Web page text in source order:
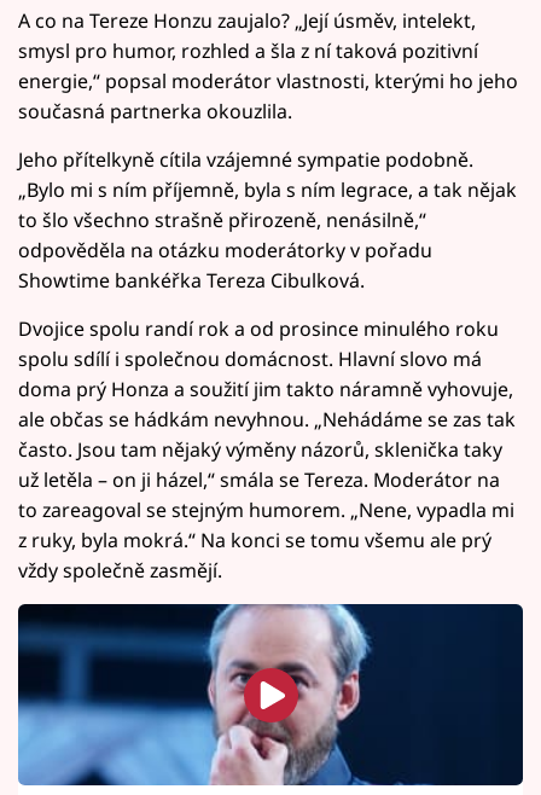
A co na Tereze Honzu zaujalo? „Její úsměv, intelekt,
smysl pro humor, rozhled a šla z ní taková pozitivní
energie,“ popsal moderátor vlastnosti, kterými ho jeho
současná partnerka okouzlila.
Jeho přítelkyně cítila vzájemné sympatie podobně.
„Bylo mi s ním příjemně, byla s ním legrace, a tak nějak
to šlo všechno strašně přirozeně, nenásilně,“
odpověděla na otázku moderátorky v pořadu
Showtime bankéřka Tereza Cibulková.
Dvojice spolu randí rok a od prosince minulého roku
spolu sdílí i společnou domácnost. Hlavní slovo má
doma prý Honza a soužití jim takto náramně vyhovuje,
ale občas se hádkám nevyhnou. „Nehádáme se zas tak
často. Jsou tam nějaký výměny názorů, sklenička taky
už letěla – on ji házel,“ smála se Tereza. Moderátor na
to zareagoval se stejným humorem. „Nene, vypadla mi
z ruky, byla mokrá.“ Na konci se tomu všemu ale prý
vždy společně zasmějí.